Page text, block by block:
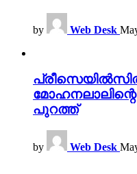
by Web Desk
പ്രീസെയിൽസിൽ
പുറത്ത്
by Web Desk